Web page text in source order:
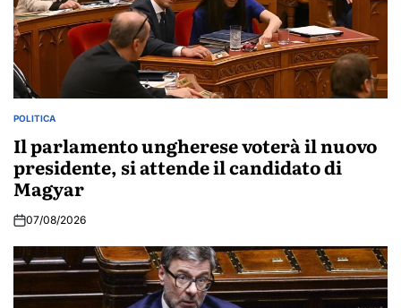
POSTED
IN
POLITICA
Il parlamento ungherese voterà il nuovo
presidente, si attende il candidato di
Magyar
07/08/2026